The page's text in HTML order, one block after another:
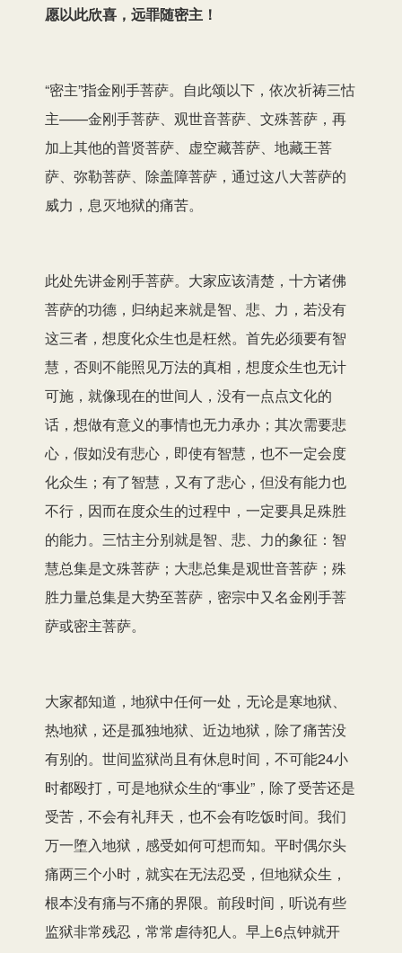
愿以此欣喜，远罪随密主！
“密主”指金刚手菩萨。自此颂以下，依次祈祷三怙
主——金刚手菩萨、观世音菩萨、文殊菩萨，再
加上其他的普贤菩萨、虚空藏菩萨、地藏王菩
萨、弥勒菩萨、除盖障菩萨，通过这八大菩萨的
威力，息灭地狱的痛苦。
此处先讲金刚手菩萨。大家应该清楚，十方诸佛
菩萨的功德，归纳起来就是智、悲、力，若没有
这三者，想度化众生也是枉然。首先必须要有智
慧，否则不能照见万法的真相，想度众生也无计
可施，就像现在的世间人，没有一点点文化的
话，想做有意义的事情也无力承办；其次需要悲
心，假如没有悲心，即使有智慧，也不一定会度
化众生；有了智慧，又有了悲心，但没有能力也
不行，因而在度众生的过程中，一定要具足殊胜
的能力。三怙主分别就是智、悲、力的象征：智
慧总集是文殊菩萨；大悲总集是观世音菩萨；殊
胜力量总集是大势至菩萨，密宗中又名金刚手菩
萨或密主菩萨。
大家都知道，地狱中任何一处，无论是寒地狱、
热地狱，还是孤独地狱、近边地狱，除了痛苦没
有别的。世间监狱尚且有休息时间，不可能24小
时都殴打，可是地狱众生的“事业”，除了受苦还是
受苦，不会有礼拜天，也不会有吃饭时间。我们
万一堕入地狱，感受如何可想而知。平时偶尔头
痛两三个小时，就实在无法忍受，但地狱众生，
根本没有痛与不痛的界限。前段时间，听说有些
监狱非常残忍，常常虐待犯人。早上6点钟就开